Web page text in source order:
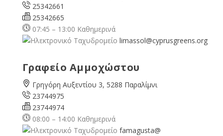
25342661
25342665
07:45 – 13:00 Καθημερινά
limassol@cyprusgreens.org
Γραφείο Αμμοχώστου
Γρηγόρη Αυξεντίου 3, 5288 Παραλίμνι
23744975
23744974
08:00 – 14:00 Καθημερινά
famagusta@